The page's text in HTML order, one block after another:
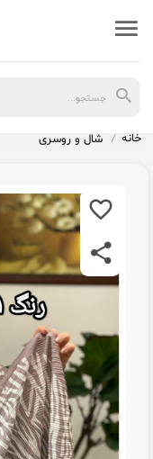
خانه شال و روسری